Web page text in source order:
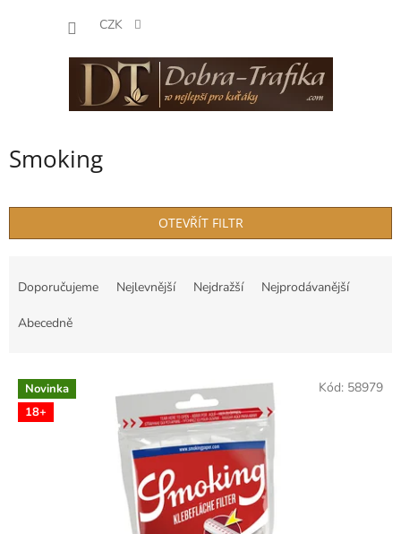
CZK
Smoking
OTEVŘÍT FILTR
p
o
Doporučujeme Nejlevnější Nejdražší Nejprodávanější
Abecedně
V
p
Novinka
18+
Kód: 58979